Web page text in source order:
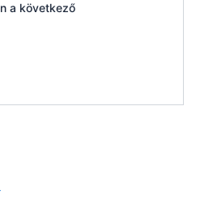
a következő